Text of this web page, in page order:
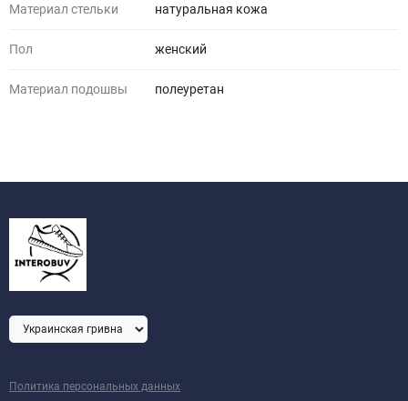
Материал стельки натуральная кожа
Пол женский
Материал подошвы полеуретан
Политика персональных данных